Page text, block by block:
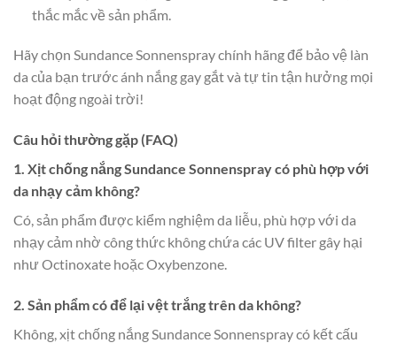
thắc mắc về sản phẩm.
Hãy chọn Sundance Sonnenspray chính hãng để bảo vệ làn
da của bạn trước ánh nắng gay gắt và tự tin tận hưởng mọi
hoạt động ngoài trời!
Câu hỏi thường gặp (FAQ)
1. Xịt chống nắng Sundance Sonnenspray có phù hợp với
da nhạy cảm không?
Có, sản phẩm được kiểm nghiệm da liễu, phù hợp với da
nhạy cảm nhờ công thức không chứa các UV filter gây hại
như Octinoxate hoặc Oxybenzone.
2. Sản phẩm có để lại vệt trắng trên da không?
Không, xịt chống nắng Sundance Sonnenspray có kết cấu